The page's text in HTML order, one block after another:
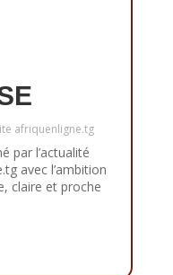
afriquenligne.tg
par l’actualité
avec l’ambition
claire et proche